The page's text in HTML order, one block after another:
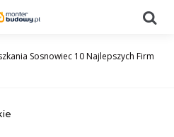
Sosnowiec 10 Najlepszych Firm